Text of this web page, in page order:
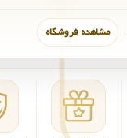
مشاهده فروشگاه